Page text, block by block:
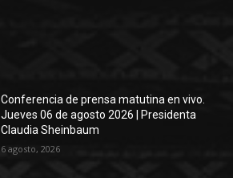
Conferencia de prensa matutina en vivo.
Jueves 06 de agosto 2026 | Presidenta
Claudia Sheinbaum
6 agosto, 2026